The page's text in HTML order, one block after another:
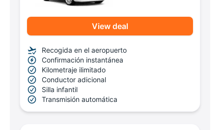
View deal
Recogida en el aeropuerto
Confirmación instantánea
Kilometraje ilimitado
Conductor adicional
Silla infantil
Transmisión automática